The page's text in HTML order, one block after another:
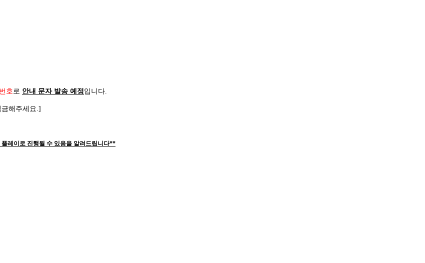
호로 안내 문자 발송 예정입니다.
해주세요.]
레이로 진행될 수 있음을 알려드립니다**